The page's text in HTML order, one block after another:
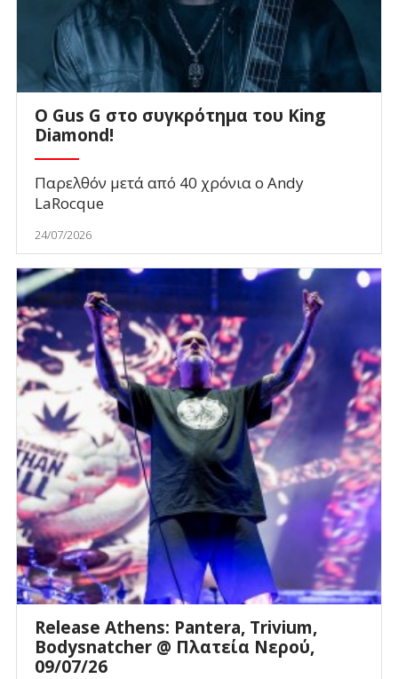
O Gus G στο συγκρότημα του King
Diamond!
Παρελθόν μετά από 40 χρόνια ο Andy
LaRocque
24/07/2026
Release Athens: Pantera, Trivium,
Bodysnatcher @ Πλατεία Νερού,
09/07/26